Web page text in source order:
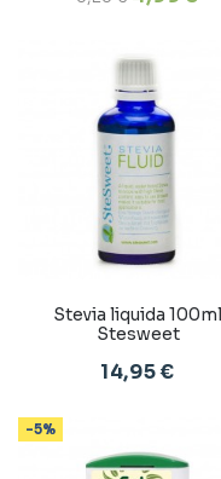
Stevia liquida 100ml
Stesweet
14,95 €
-5%